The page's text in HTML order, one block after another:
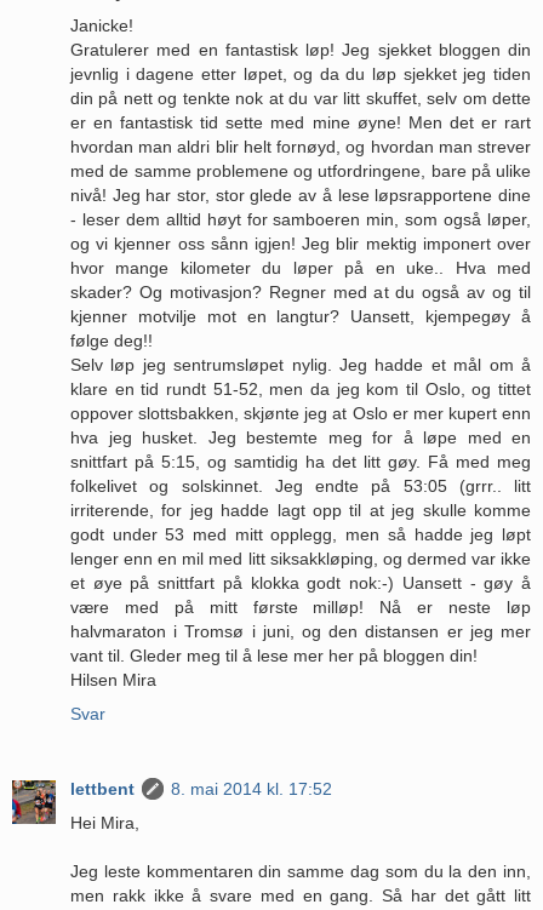
Janicke!
Gratulerer med en fantastisk løp! Jeg sjekket bloggen din
jevnlig i dagene etter løpet, og da du løp sjekket jeg tiden
din på nett og tenkte nok at du var litt skuffet, selv om dette
er en fantastisk tid sette med mine øyne! Men det er rart
hvordan man aldri blir helt fornøyd, og hvordan man strever
med de samme problemene og utfordringene, bare på ulike
nivå! Jeg har stor, stor glede av å lese løpsrapportene dine
- leser dem alltid høyt for samboeren min, som også løper,
og vi kjenner oss sånn igjen! Jeg blir mektig imponert over
hvor mange kilometer du løper på en uke.. Hva med
skader? Og motivasjon? Regner med at du også av og til
kjenner motvilje mot en langtur? Uansett, kjempegøy å
følge deg!!
Selv løp jeg sentrumsløpet nylig. Jeg hadde et mål om å
klare en tid rundt 51-52, men da jeg kom til Oslo, og tittet
oppover slottsbakken, skjønte jeg at Oslo er mer kupert enn
hva jeg husket. Jeg bestemte meg for å løpe med en
snittfart på 5:15, og samtidig ha det litt gøy. Få med meg
folkelivet og solskinnet. Jeg endte på 53:05 (grrr.. litt
irriterende, for jeg hadde lagt opp til at jeg skulle komme
godt under 53 med mitt opplegg, men så hadde jeg løpt
lenger enn en mil med litt siksakkløping, og dermed var ikke
et øye på snittfart på klokka godt nok:-) Uansett - gøy å
være med på mitt første milløp! Nå er neste løp
halvmaraton i Tromsø i juni, og den distansen er jeg mer
vant til. Gleder meg til å lese mer her på bloggen din!
Hilsen Mira
Svar
lettbent
8. mai 2014 kl. 17:52
Hei Mira,
Jeg leste kommentaren din samme dag som du la den inn,
men rakk ikke å svare med en gang. Så har det gått litt